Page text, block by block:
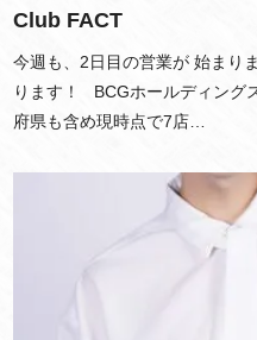
Club FACT
今週も、2日目の営業が 始まり
ります！ BCGホールディング
府県も含め現時点で7店…